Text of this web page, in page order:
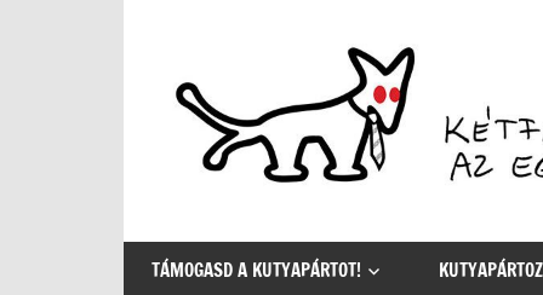
egyetlen
értelmes
TÁMOGASD A KUTYAPÁRTOT!